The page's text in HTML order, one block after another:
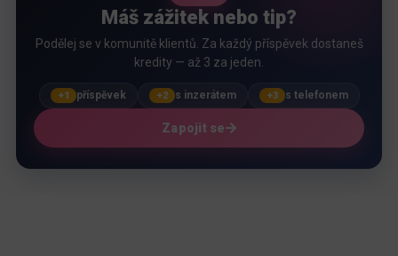
Máš zážitek nebo tip?
Podělej se v komunitě klientů. Za každý příspěvek dostaneš
kredity — až 3 za jeden.
+1 příspěvek +2 s inzerátem +3 s telefonem
Zapojit se